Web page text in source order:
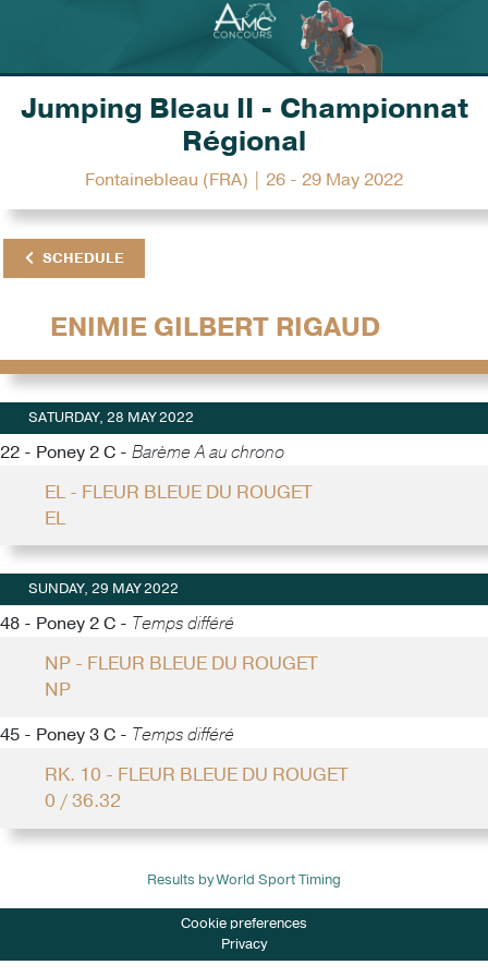
Jumping Bleau II - Championnat
Régional
Fontainebleau (FRA) | 26 - 29 May 2022
SCHEDULE
ENIMIE GILBERT RIGAUD
SATURDAY, 28 MAY 2022
22 - Poney 2 C - Barème A au chrono
EL - FLEUR BLEUE DU ROUGET
EL
SUNDAY, 29 MAY 2022
48 - Poney 2 C - Temps différé
NP - FLEUR BLEUE DU ROUGET
NP
45 - Poney 3 C - Temps différé
RK. 10 - FLEUR BLEUE DU ROUGET
0 / 36.32
Results by World Sport Timing
Cookie preferences
Privacy